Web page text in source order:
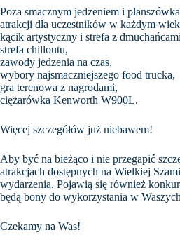
Poza smacznym jedzeniem i
atrakcji dla uczestników w każdym
kącik artystyczny i strefa z
strefa chilloutu,
zawody jedzenia na czas,
wybory najsmaczniejszego food trucka,
gra terenowa z nagrodami,
ciężarówka Kenworth W900L.
Więcej szczegółów już niebawem!
Aby być na bieżąco i nie przegapić
atrakcjach dostępnych na Wielkiej
wydarzenia. Pojawią się również
będą bony do wykorzystania w
Czekamy na Was!